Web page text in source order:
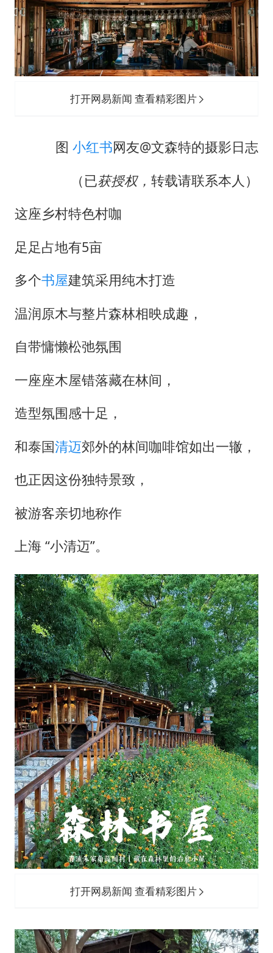
打开网易新闻 查看精彩图片
图小红书网友@文森特的摄影日志
（已获授权，转载请联系本人）
这座乡村特色村咖
足足占地有5亩
多个书屋建筑采用纯木打造
温润原木与整片森林相映成趣，
自带慵懒松弛氛围
一座座木屋错落藏在林间，
造型氛围感十足，
和泰国清迈郊外的林间咖啡馆如出一辙，
也正因这份独特景致，
被游客亲切地称作
上海 “小清迈”。
打开网易新闻 查看精彩图片